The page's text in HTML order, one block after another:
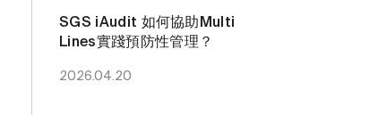
SGS iAudit 如何協助Multi
Lines實踐預防性管理？
2026.04.20